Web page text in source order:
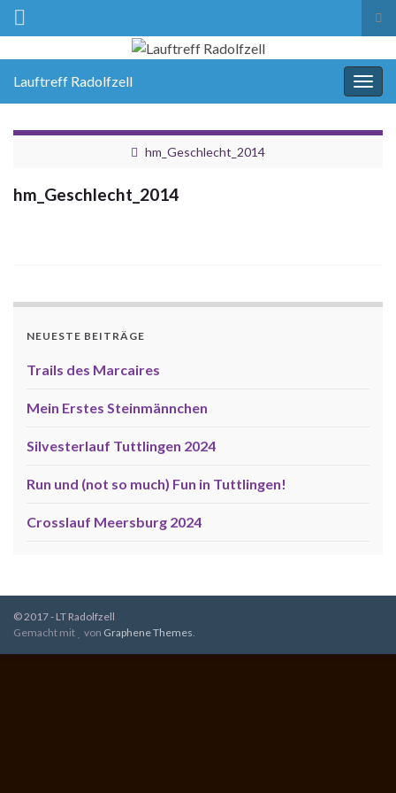
Lauftreff Radolfzell
hm_Geschlecht_2014
hm_Geschlecht_2014
NEUESTE BEITRÄGE
Trails des Marcaires
Mein Erstes Steinmännchen
Silvesterlauf Tuttlingen 2024
Run und (not so much) Fun in Tuttlingen!
Crosslauf Meersburg 2024
© 2017 - LT Radolfzell
Gemacht mit
von Graphene Themes